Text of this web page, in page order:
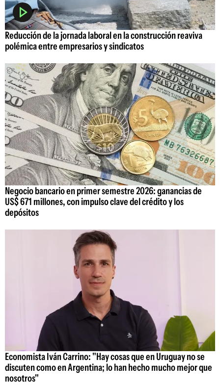
Reducción de la jornada laboral en la construcción reaviva
polémica entre empresarios y sindicatos
Negocio bancario en primer semestre 2026: ganancias de
US$ 671 millones, con impulso clave del crédito y los
depósitos
Economista Iván Carrino: "Hay cosas que en Uruguay no se
discuten como en Argentina; lo han hecho mucho mejor que
nosotros"